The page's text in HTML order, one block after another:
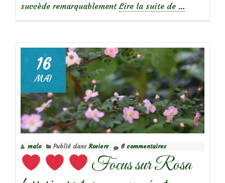
succède remarquablement Lire la suite de à
Focus
sur
le
rosier
liane
American
Pillar
…
16
MAI
malo Publié dans Rosiers 6 commentaires
Focus sur Rosa